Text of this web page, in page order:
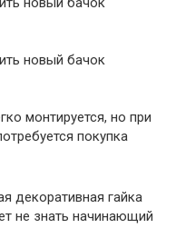
монтируется, но при
покупка
декоративная гайка
не знать начинающий